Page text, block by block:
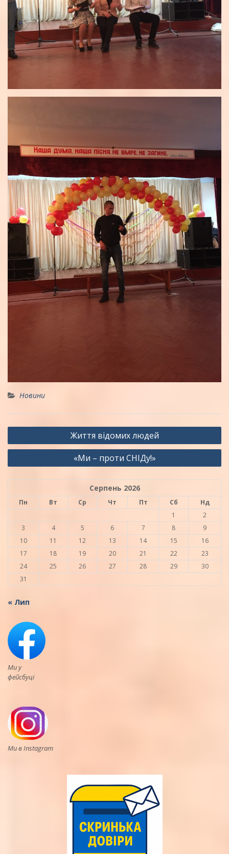
Новини
Навігація
записів
Життя відомих людей
«Ми – проти СНІДу!»
Серпень 2026
Пн Вт Ср Чт Пт Сб
Нд
1
2
3
4 5 6 7 8
9
10
11 12 13 14 15
16
17
18 19 20 21 22
23
24
25 26 27 28 29
30
31
« Лип
Ми у
фейсбуці
Ми в Instagram